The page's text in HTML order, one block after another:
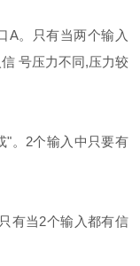
。只有当两个输入
号压力不同,压力较
。2个输入中只要有
有当2个输入都有信